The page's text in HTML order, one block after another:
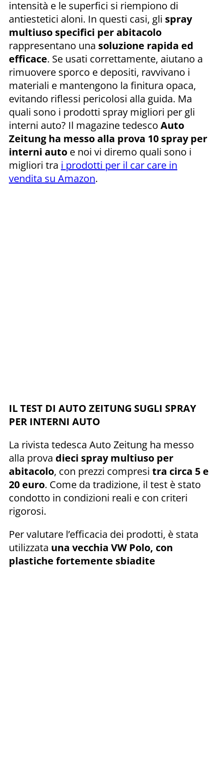
intensità e le superfici si riempiono di
antiestetici aloni. In questi casi, gli spray
multiuso specifici per abitacolo
rappresentano una soluzione rapida ed
efficace. Se usati correttamente, aiutano a
rimuovere sporco e depositi, ravvivano i
materiali e mantengono la finitura opaca,
evitando riflessi pericolosi alla guida. Ma
quali sono i prodotti spray migliori per gli
interni auto? Il magazine tedesco Auto
Zeitung ha messo alla prova 10 spray per
interni auto e noi vi diremo quali sono i
migliori tra i prodotti per il car care in
vendita su Amazon.
IL TEST DI AUTO ZEITUNG SUGLI SPRAY
PER INTERNI AUTO
La rivista tedesca Auto Zeitung ha messo
alla prova dieci spray multiuso per
abitacolo, con prezzi compresi tra circa 5 e
20 euro. Come da tradizione, il test è stato
condotto in condizioni reali e con criteri
rigorosi.
Per valutare l’efficacia dei prodotti, è stata
utilizzata una vecchia VW Polo, con
plastiche fortemente sbiadite